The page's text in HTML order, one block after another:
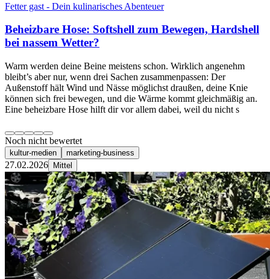
Fetter gast - Dein kulinarisches Abenteuer
Beheizbare Hose: Softshell zum Bewegen, Hardshell
bei nassem Wetter?
Warm werden deine Beine meistens schon. Wirklich angenehm
bleibt’s aber nur, wenn drei Sachen zusammenpassen: Der
Außenstoff hält Wind und Nässe möglichst draußen, deine Knie
können sich frei bewegen, und die Wärme kommt gleichmäßig an.
Eine beheizbare Hose hilft dir vor allem dabei, weil du nicht s
Noch nicht bewertet
kultur-medien marketing-business
27.02.2026 Mittel